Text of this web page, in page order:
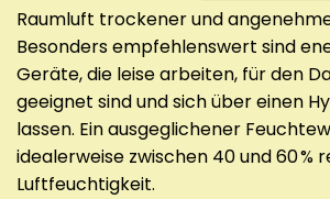
Raumluft trockener und
Besonders empfehlenswert sind
Geräte, die leise arbeiten, für den
geeignet sind und sich über einen
lassen. Ein ausgeglichener
idealerweise zwischen 40 und 60 %
Luftfeuchtigkeit.